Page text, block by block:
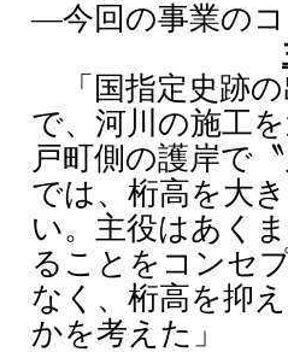
―今回の事業の
「国指定史跡の
で、河川の施工
戸町側の護岸で
では、桁高を大
い。主役はあく
ることをコンセ
なく、桁高を抑
かを考えた」